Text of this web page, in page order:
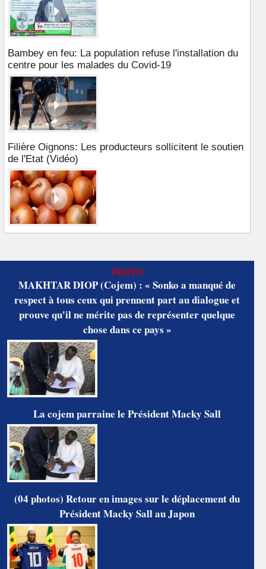
Bambey en feu: La population refuse l'installation du
centre pour les malades du Covid-19
Filière Oignons: Les producteurs sollicitent le soutien
de l'Etat (Vidéo)
PHOTO
MAKHTAR DIOP (Cojem) : « Sonko a manqué de
respect à tous ceux qui prennent part au dialogue et
prouve qu'il ne mérite pas de représenter quelque
chose dans ce pays »
La cojem parraine le Président Macky Sall
(04 photos) Retour en images sur le déplacement du
Président Macky Sall au Japon